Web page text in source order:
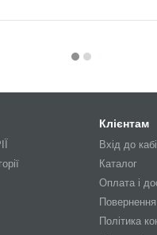
Клієнтам
Вхід до
Каталог
Оплата і
Політика